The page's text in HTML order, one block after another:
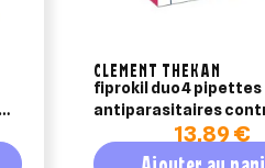
CLEMENT THEKAN
fiprokil duo 4 pipettes
antiparasitaires
puces et les tiques chien 2 à 10
kg
13,89 €